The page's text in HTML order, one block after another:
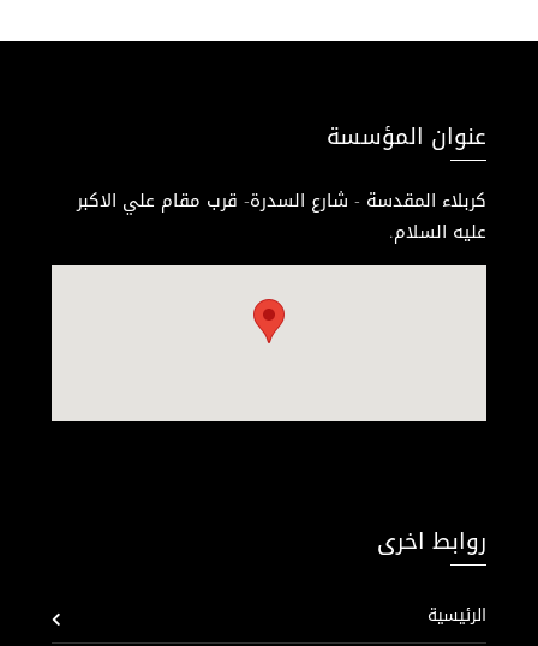
عنوان المؤسسة
كربلاء المقدسة - شارع السدرة- قرب مقام علي الاكبر
عليه السلام.
روابط اخرى
الرئيسية